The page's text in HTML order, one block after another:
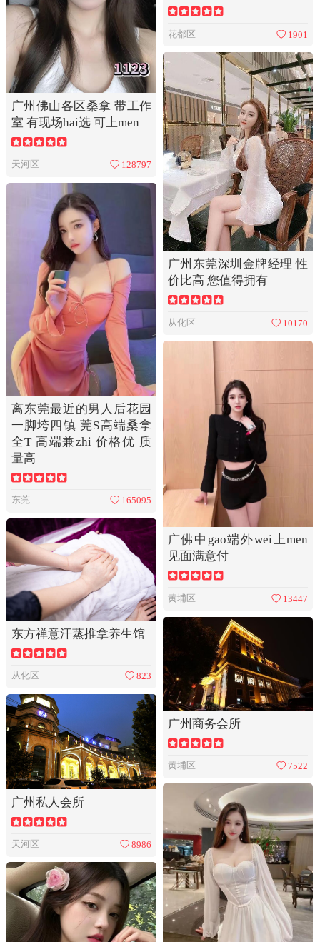
广州佛山各区桑拿 带工作
室 有现场hai选 可上men
天河区 128797
花都区 1901
广州东莞深圳金牌经理 性
价比高 您值得拥有
从化区 10170
离东莞最近的男人后花园
一脚垮四镇 莞S高端桑拿
全T 高端兼zhi 价格优 质
量高
东莞 165095
广佛中gao端外wei上men
见面满意付
黄埔区 13447
东方禅意汗蒸推拿养生馆
从化区 823
广州商务会所
黄埔区 7522
广州私人会所
天河区 8986